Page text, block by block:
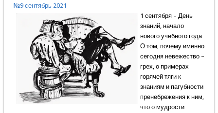
№9 сентябрь 2021
1 сентября – День
знаний, начало
нового учебного года
О том, почему именно
сегодня невежество –
грех, о примерах
горячей тяги к
знаниям и пагубности
пренебрежения к ним,
что о мудрости